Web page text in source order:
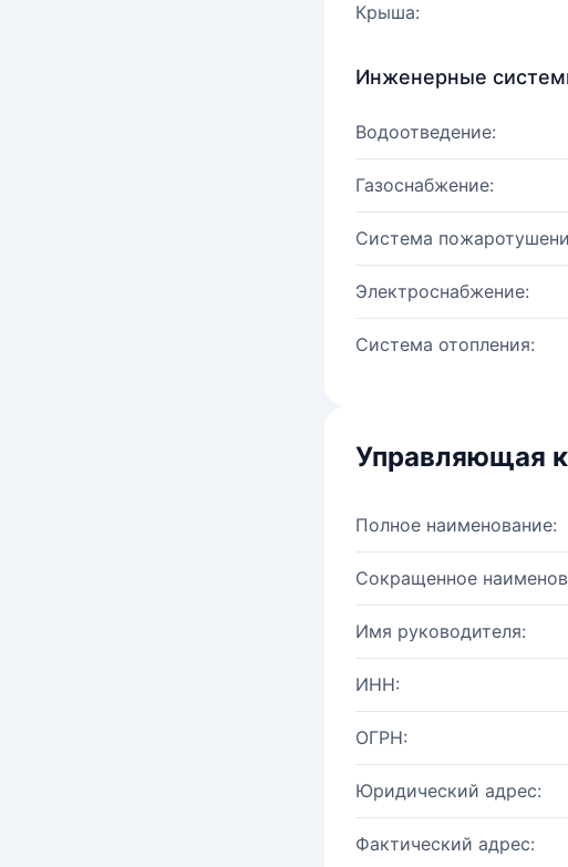
Крыша:
Инженерные
Водоотведение:
Газоснабжение:
Система
Электроснабжение:
Система отопления:
Управляющая
Полное наименование:
Сокращенное
Имя руководителя:
ИНН:
ОГРН:
Юридический адрес:
Фактический адрес: